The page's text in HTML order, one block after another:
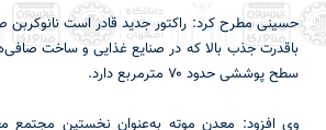
حسینی مطرح کرد: راکتور جدید قادر است نانوکربن
باقدرت جذب بالا که در صنایع غذایی و ساخت
سطح پوششی حدود ۷۰ مترمربع دارد.
وی افزود: معدن موته به‌عنوان نخستین مجتمع